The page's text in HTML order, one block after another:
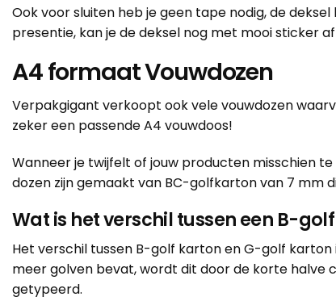
Ook voor sluiten heb je geen tape nodig, de
presentie, kan je de deksel nog met mooi sticker
A4 formaat Vouwdozen
Verpakgigant verkoopt ook vele vouwdozen
zeker een passende A4 vouwdoos!
Wanneer je twijfelt of jouw producten misschien
dozen zijn gemaakt van BC-golfkarton van 7 mm
Wat is het verschil tussen een B-
Het verschil tussen B-golf karton en G-golf
meer golven bevat, wordt dit door de korte
getypeerd.